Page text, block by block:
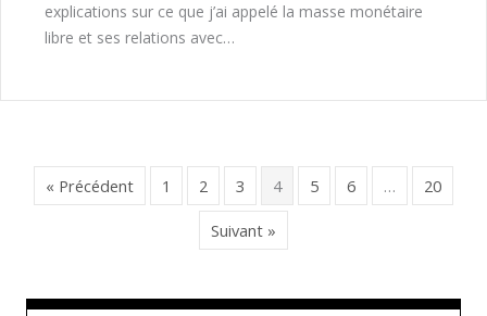
explications sur ce que j’ai appelé la masse monétaire
libre et ses relations avec…
« Précédent 1 2 3 4 5 6 … 20
Suivant »